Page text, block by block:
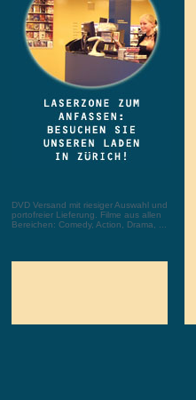
DVD Versand mit riesiger Auswahl und
portofreier Lieferung. Filme aus allen
Bereichen: Comedy, Action, Drama, ...